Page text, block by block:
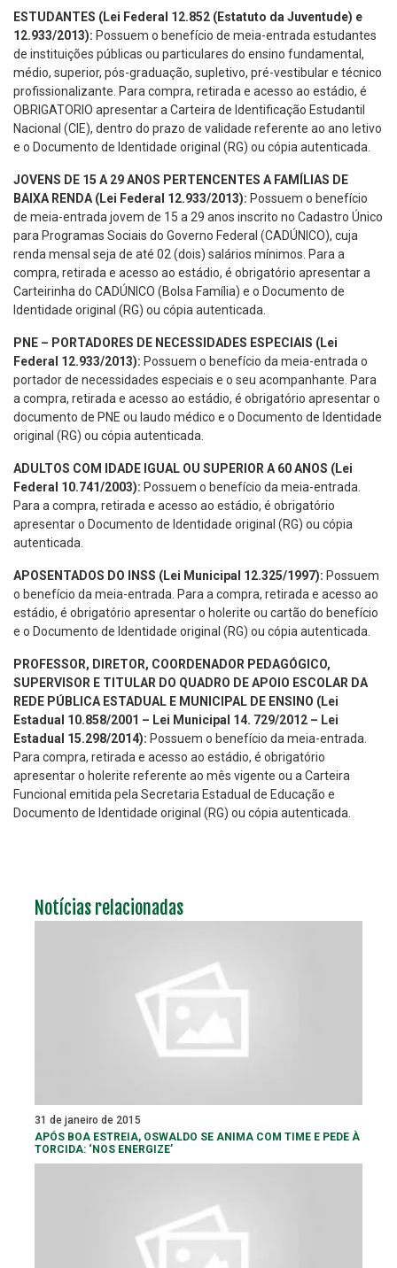
ESTUDANTES (Lei Federal 12.852 (Estatuto da Juventude) e
12.933/2013): Possuem o benefício de meia-entrada estudantes
de instituições públicas ou particulares do ensino fundamental,
médio, superior, pós-graduação, supletivo, pré-vestibular e técnico
profissionalizante. Para compra, retirada e acesso ao estádio, é
OBRIGATORIO apresentar a Carteira de Identificação Estudantil
Nacional (CIE), dentro do prazo de validade referente ao ano letivo
e o Documento de Identidade original (RG) ou cópia autenticada.
JOVENS DE 15 A 29 ANOS PERTENCENTES A FAMÍLIAS DE
BAIXA RENDA (Lei Federal 12.933/2013): Possuem o benefício
de meia-entrada jovem de 15 a 29 anos inscrito no Cadastro Único
para Programas Sociais do Governo Federal (CADÚNICO), cuja
renda mensal seja de até 02 (dois) salários mínimos. Para a
compra, retirada e acesso ao estádio, é obrigatório apresentar a
Carteirinha do CADÚNICO (Bolsa Família) e o Documento de
Identidade original (RG) ou cópia autenticada.
PNE – PORTADORES DE NECESSIDADES ESPECIAIS (Lei
Federal 12.933/2013): Possuem o benefício da meia-entrada o
portador de necessidades especiais e o seu acompanhante. Para
a compra, retirada e acesso ao estádio, é obrigatório apresentar o
documento de PNE ou laudo médico e o Documento de Identidade
original (RG) ou cópia autenticada.
ADULTOS COM IDADE IGUAL OU SUPERIOR A 60 ANOS (Lei
Federal 10.741/2003): Possuem o benefício da meia-entrada.
Para a compra, retirada e acesso ao estádio, é obrigatório
apresentar o Documento de Identidade original (RG) ou cópia
autenticada.
APOSENTADOS DO INSS (Lei Municipal 12.325/1997): Possuem
o benefício da meia-entrada. Para a compra, retirada e acesso ao
estádio, é obrigatório apresentar o holerite ou cartão do benefício
e o Documento de Identidade original (RG) ou cópia autenticada.
PROFESSOR, DIRETOR, COORDENADOR PEDAGÓGICO,
SUPERVISOR E TITULAR DO QUADRO DE APOIO ESCOLAR DA
REDE PÚBLICA ESTADUAL E MUNICIPAL DE ENSINO (Lei
Estadual 10.858/2001 – Lei Municipal 14. 729/2012 – Lei
Estadual 15.298/2014): Possuem o benefício da meia-entrada.
Para compra, retirada e acesso ao estádio, é obrigatório
apresentar o holerite referente ao mês vigente ou a Carteira
Funcional emitida pela Secretaria Estadual de Educação e
Documento de Identidade original (RG) ou cópia autenticada.
Notícias relacionadas
31 de janeiro de 2015
APÓS BOA ESTREIA, OSWALDO SE ANIMA COM TIME E PEDE À
TORCIDA: ‘NOS ENERGIZE’